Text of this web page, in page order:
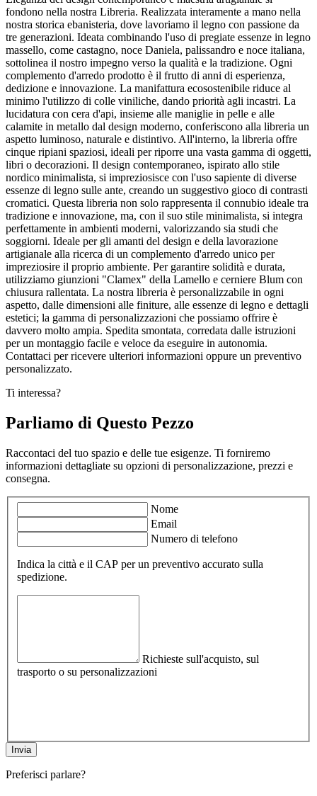
fondono nella nostra Libreria. Realizzata interamente a mano nella
nostra storica ebanisteria, dove lavoriamo il legno con passione da
tre generazioni. Ideata combinando l'uso di pregiate essenze in legno
massello, come castagno, noce Daniela, palissandro e noce italiana,
sottolinea il nostro impegno verso la qualità e la tradizione. Ogni
complemento d'arredo prodotto è il frutto di anni di esperienza,
dedizione e innovazione. La manifattura ecosostenibile riduce al
minimo l'utilizzo di colle viniliche, dando priorità agli incastri. La
lucidatura con cera d'api, insieme alle maniglie in pelle e alle
calamite in metallo dal design moderno, conferiscono alla libreria un
aspetto luminoso, naturale e distintivo. All'interno, la libreria offre
cinque ripiani spaziosi, ideali per riporre una vasta gamma di oggetti,
libri o decorazioni. Il design contemporaneo, ispirato allo stile
nordico minimalista, si impreziosisce con l'uso sapiente di diverse
essenze di legno sulle ante, creando un suggestivo gioco di contrasti
cromatici. Questa libreria non solo rappresenta il connubio ideale tra
tradizione e innovazione, ma, con il suo stile minimalista, si integra
perfettamente in ambienti moderni, valorizzando sia studi che
soggiorni. Ideale per gli amanti del design e della lavorazione
artigianale alla ricerca di un complemento d'arredo unico per
impreziosire il proprio ambiente. Per garantire solidità e durata,
utilizziamo giunzioni "Clamex" della Lamello e cerniere Blum con
chiusura rallentata. La nostra libreria è personalizzabile in ogni
aspetto, dalle dimensioni alle finiture, alle essenze di legno e dettagli
estetici; la gamma di personalizzazioni che possiamo offrire è
davvero molto ampia. Spedita smontata, corredata dalle istruzioni
per un montaggio facile e veloce da eseguire in autonomia.
Contattaci per ricevere ulteriori informazioni oppure un preventivo
personalizzato.
Ti interessa?
Parliamo di Questo Pezzo
Raccontaci del tuo spazio e delle tue esigenze. Ti forniremo
informazioni dettagliate su opzioni di personalizzazione, prezzi e
consegna.
Nome
Email
Numero di telefono
Indica la città e il CAP per un preventivo accurato sulla
spedizione.
Richieste sull'acquisto, sul
trasporto o su personalizzazioni
Preferisci parlare?